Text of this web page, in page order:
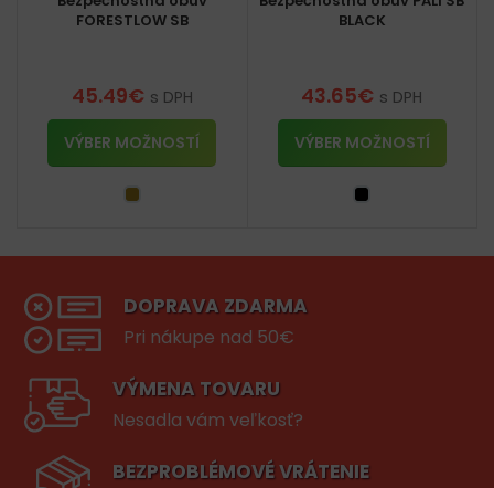
FORESTLOW SB
45.49€ s DPH
VÝBER MOŽNOSTÍ
BLACK
43.65€ s DPH
VÝBER MOŽNOSTÍ
DOPRAVA ZDARMA
Pri nákupe nad 50€
VÝMENA TOVARU
Nesadla vám veľkosť?
BEZPROBLÉMOVÉ VRÁTENIE